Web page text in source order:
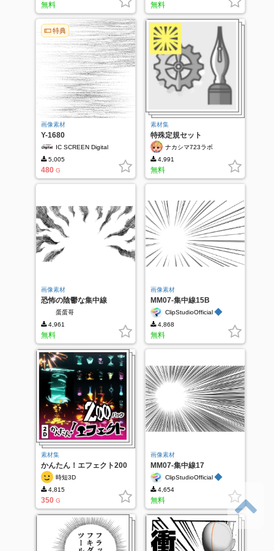
無料 無料
特典
画像素材
Y-1680
IC SCREEN Digital
5,005
480 G
素材集
特殊定規セット
ナカシマ723ラボ
4,991
無料
画像素材
恐怖の陰鬱な集中線
蛋蛋哥
4,961
無料
画像素材
MM07-集中線15B
ClipStudioOfficial ◆
4,868
無料
素材集
かんたん！エフェクト200
パック（2D）
時短3D
4,815
350 G
画像素材
MM07-集中線17
ClipStudioOfficial ◆
4,654
無料